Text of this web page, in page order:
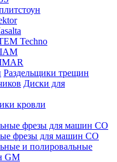
Techno
Раздельщики трещин
Диски для
кровли
фрезы для машин СО